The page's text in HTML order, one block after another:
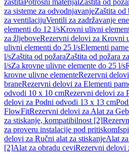
zaštitaPotrošni materijalZaštita od
za sisteme za odvodnjavanjeZaštita od
za ventilacijuVentili za zadržavanje
elementi do 12 l/sKrovni ulivni
za žljeboveRezervni delovi za Krovni
ulivni elementi do 25 l/sElementi
l/sZaštita od požaraZaštita od požara
l/sZa krovne ulivne elemente do 25 l/s
krovne ulivne elementeRezervni
braneRezervni delovi za Elementi
odvodi 10 x 10 cmRezervni delovi za
delovi za Podni odvodi 13 x 13 cm
FlowFitRezervni delovi za Alat za
za stiskanje, kompatibilnost [2]
za proveru instalacije pod pritiskom
delovi za Ručni alat za stiskanjeAlat
[2]Alat za obradu ceviRezervni delovi